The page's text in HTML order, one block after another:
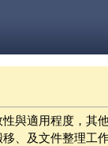
與適用程度，其
、及文件整理工